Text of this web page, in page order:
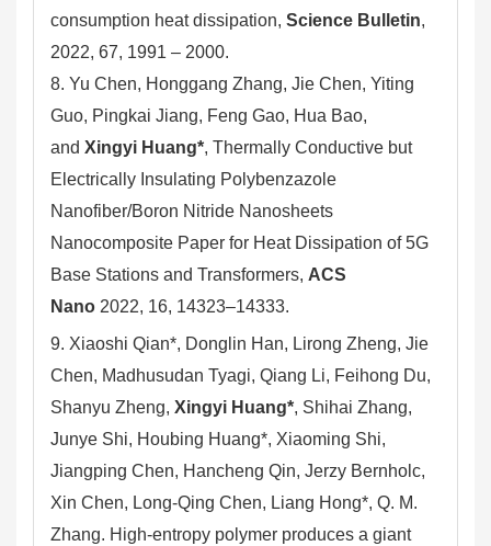
consumption heat dissipation, Science Bulletin,
2022, 67, 1991 – 2000.
8. Yu Chen, Honggang Zhang, Jie Chen, Yiting
Guo, Pingkai Jiang, Feng Gao, Hua Bao,
and Xingyi Huang*, Thermally Conductive but
Electrically Insulating Polybenzazole
Nanofiber/Boron Nitride Nanosheets
Nanocomposite Paper for Heat Dissipation of 5G
Base Stations and Transformers, ACS
Nano 2022, 16, 14323–14333.
9. Xiaoshi Qian*, Donglin Han, Lirong Zheng, Jie
Chen, Madhusudan Tyagi, Qiang Li, Feihong Du,
Shanyu Zheng, Xingyi Huang*, Shihai Zhang,
Junye Shi, Houbing Huang*, Xiaoming Shi,
Jiangping Chen, Hancheng Qin, Jerzy Bernholc,
Xin Chen, Long-Qing Chen, Liang Hong*, Q. M.
Zhang. High-entropy polymer produces a giant